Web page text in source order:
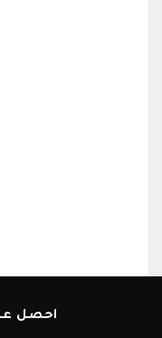
احصل